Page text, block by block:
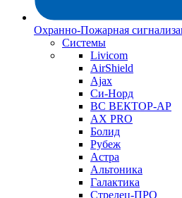
Охранно-Пожарная
Системы
Livicom
AirShield
Ajax
Си-Норд
ВС ВЕКТОР-АР
AX PRO
Болид
Рубеж
Астра
Альтоника
Галактика
Стрелец-ПРО